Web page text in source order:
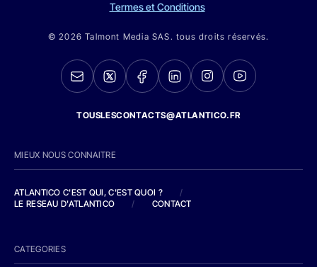
Termes et Conditions
© 2026 Talmont Media SAS. tous droits réservés.
TOUSLESCONTACTS@ATLANTICO.FR
MIEUX NOUS CONNAITRE
ATLANTICO C'EST QUI, C'EST QUOI ?
/
LE RESEAU D'ATLANTICO
/ CONTACT
CATEGORIES